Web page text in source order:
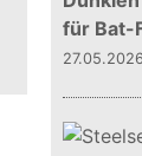
für Bat-
27.05.2026